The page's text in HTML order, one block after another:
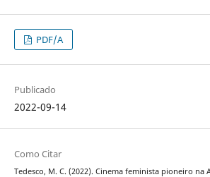
PDF/A
Publicado
2022-09-14
Como Citar
Tedesco, M. C. (2022). Cinema feminista pioneiro na